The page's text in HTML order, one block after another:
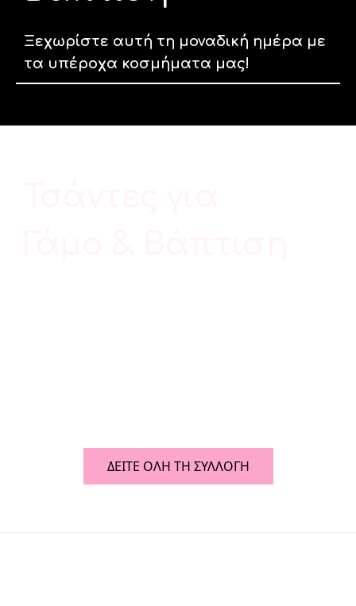
Ξεχωρίστε αυτή τη μοναδική ημέρα με
τα υπέροχα κοσμήματα μας!
ΔΕΙΤΕ ΟΛΗ ΤΗ ΣΥΛΛΟΓΗ